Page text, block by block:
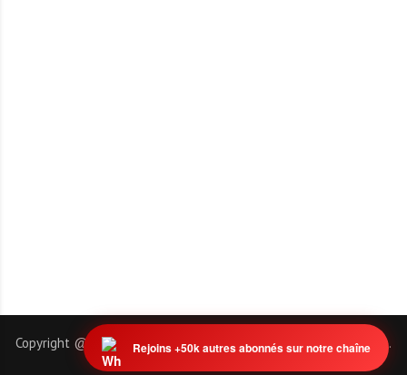
Copyright @ 2011-2026 | EmploiTogo.INFO. Tous droits réservés.
Rejoins +50k autres abonnés sur notre chaîne